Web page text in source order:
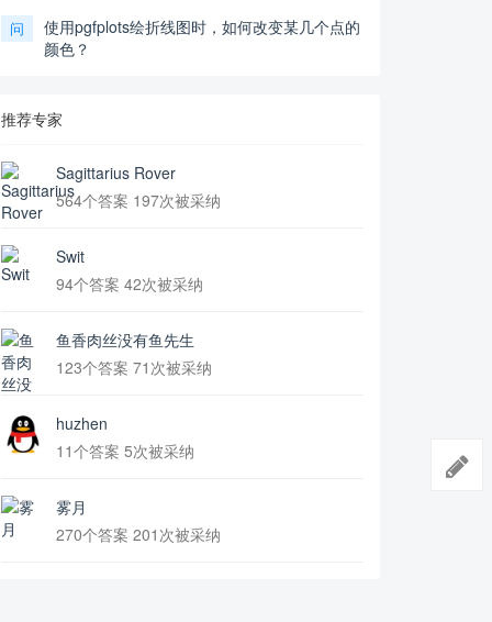
问
使用pgfplots绘折线图时，如何改变某几个点的
颜色？
推荐专家
Sagittarius Rover
564个答案 197次被采纳
Swit
94个答案 42次被采纳
鱼香肉丝没有鱼先生
123个答案 71次被采纳
huzhen
11个答案 5次被采纳
雾月
270个答案 201次被采纳